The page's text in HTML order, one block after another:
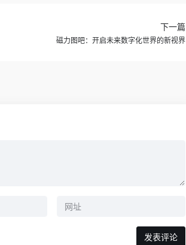
下一篇
磁力图吧：开启未来数字化世界的新视界